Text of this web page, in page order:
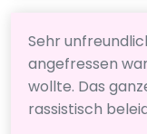
Sehr
angefressen
wollte. Das
rassistisch